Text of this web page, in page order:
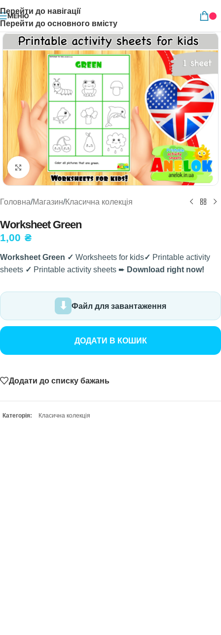
Перейти до навігації
Перейти до основного вмісту
МЕНЮ
Натисніть, щоб збільшити
Головна/Магазин/Класична колекція
Worksheet Green
1,00 ₴
Worksheet Green ✓ Worksheets for kids✓ Printable activity
sheets ✓ Printable activity sheets ➨ Download right now!
Файл для завантаження
ДОДАТИ В КОШИК
Додати до списку бажань
Категорія: Класична колекція